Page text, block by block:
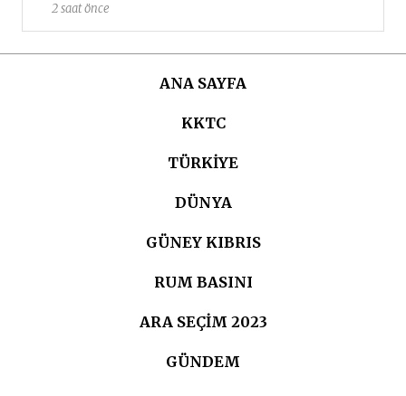
2 saat önce
ANA SAYFA
KKTC
TÜRKIYE
DÜNYA
GÜNEY KIBRIS
RUM BASINI
ARA SEÇIM 2023
GÜNDEM